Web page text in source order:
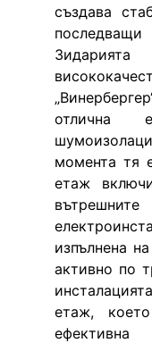
създава
отлична
момента тя
етаж
изпълнена
активно по
етаж,